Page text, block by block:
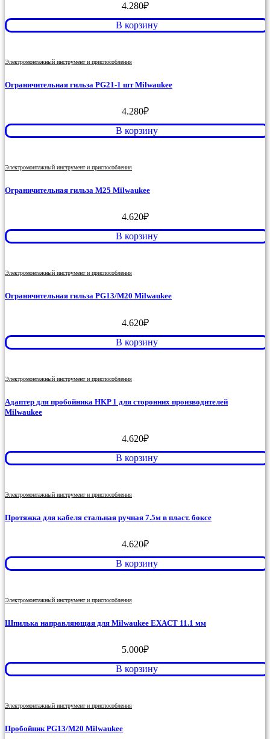
4.280₽
В корзину
Электромонтажный инструмент и приспособления
Ограничительная гильза PG21-1 шт Milwaukee
4.280₽
В корзину
Электромонтажный инструмент и приспособления
Ограничительная гильза M25 Milwaukee
4.620₽
В корзину
Электромонтажный инструмент и приспособления
Ограничительная гильза PG13/M20 Milwaukee
4.620₽
В корзину
Электромонтажный инструмент и приспособления
Адаптер для пробойника HKP 1 для сторонних производителей
Milwaukee
4.620₽
В корзину
Электромонтажный инструмент и приспособления
Протяжка для кабеля стальная ручная 7.5м в пласт. боксе
4.620₽
В корзину
Электромонтажный инструмент и приспособления
Шпилька направляющая для Milwaukee EXACT 11.1 мм
5.000₽
В корзину
Электромонтажный инструмент и приспособления
Пробойник PG13/M20 Milwaukee